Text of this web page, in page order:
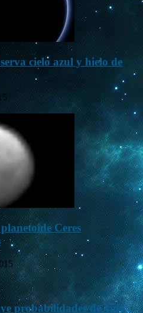
cielo azul y hielo de
Ceres
probabilidades de vida